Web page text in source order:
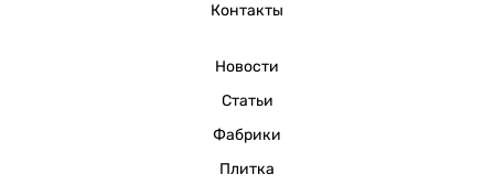
Контакты
Новости
Статьи
Фабрики
Плитка